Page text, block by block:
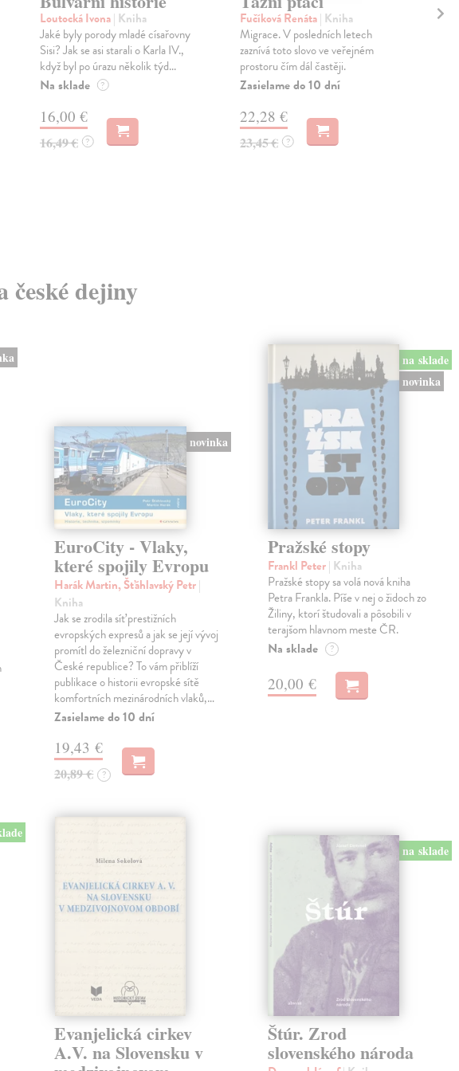
Loutocká Ivona| Kniha
Jaké byly porody mladé císařovny
Sisi? Jak se asi starali o Karla IV.,
když byl po úrazu několik týd...
Na sklade ?
16,00 €
16,49 € ?
Fučíková Renáta| Kniha
Migrace. V posledních letech
zaznívá toto slovo ve veřejném
prostoru čím dál častěji.
Zasielame do 10 dní
22,28 €
23,45 € ?
české dejiny
novinka
EuroCity - Vlaky,
které spojily Evropu
Harák Martin, Šťáhlavský Petr|
Kniha
Jak se zrodila síť prestižních
evropských expresů a jak se její vývoj
promítl do železniční dopravy v
České republice? To vám přiblíží
publikace o historii evropské sítě
komfortních mezinárodních vlaků,…
Zasielame do 10 dní
19,43 €
20,89 € ?
na sklade
novinka
Pražské stopy
Frankl Peter| Kniha
Pražské stopy sa volá nová kniha
Petra Frankla. Píše v nej o židoch zo
Žiliny, ktorí študovali a pôsobili v
terajšom hlavnom meste ČR.
Na sklade ?
20,00 €
Evanjelická cirkev
A.V. na Slovensku v
na sklade
Štúr. Zrod
slovenského národa